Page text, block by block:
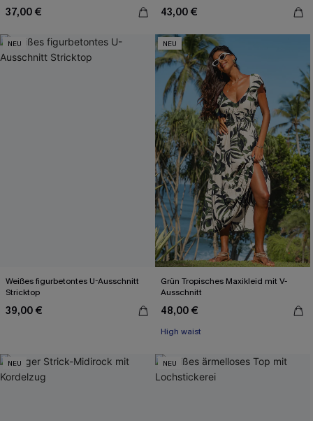
37,00 € 43,00 €
NEU
Weißes figurbetontes U-Ausschnitt
Stricktop
39,00 €
NEU
Grün Tropisches Maxikleid mit V-
Ausschnitt
48,00 €
High waist
NEU NEU